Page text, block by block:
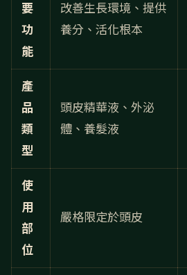
要
功
能
改善生長環境、提供
養分、活化根本
產
品
類
型
頭皮精華液、外泌
體、養髮液
使
用
部
位
嚴格限定於頭皮